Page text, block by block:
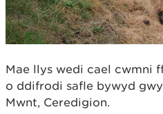
Mae llys wedi cael cwmni
o ddifrodi safle bywyd
Mwnt, Ceredigion.